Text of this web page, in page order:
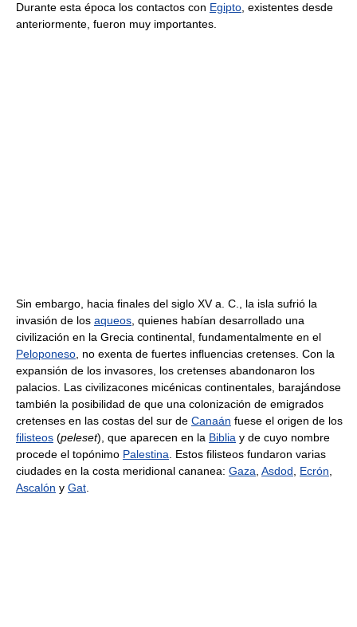
Durante esta época los contactos con Egipto, existentes desde
anteriormente, fueron muy importantes.
Sin embargo, hacia finales del siglo XV a. C., la isla sufrió la
invasión de los aqueos, quienes habían desarrollado una
civilización en la Grecia continental, fundamentalmente en el
Peloponeso, no exenta de fuertes influencias cretenses. Con la
expansión de los invasores, los cretenses abandonaron los
palacios. Las civilizacones micénicas continentales, barajándose
también la posibilidad de que una colonización de emigrados
cretenses en las costas del sur de Canaán fuese el origen de los
filisteos (peleset), que aparecen en la Biblia y de cuyo nombre
procede el topónimo Palestina. Estos filisteos fundaron varias
ciudades en la costa meridional cananea: Gaza, Asdod, Ecrón,
Ascalón y Gat.